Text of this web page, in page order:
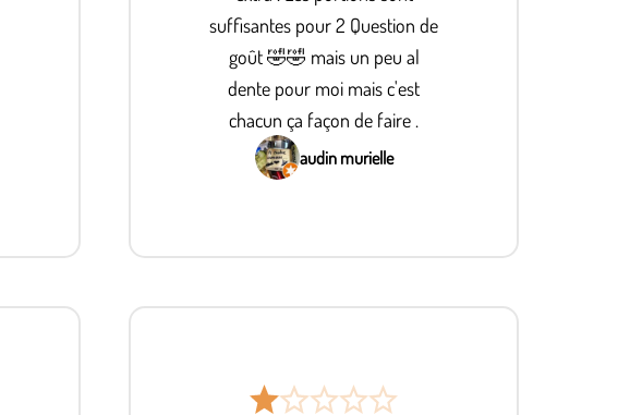
suffisantes pour 2 Question de
goût 🤣🤣 mais un peu al
dente pour moi mais c'est
chacun ça façon de faire .
audin murielle